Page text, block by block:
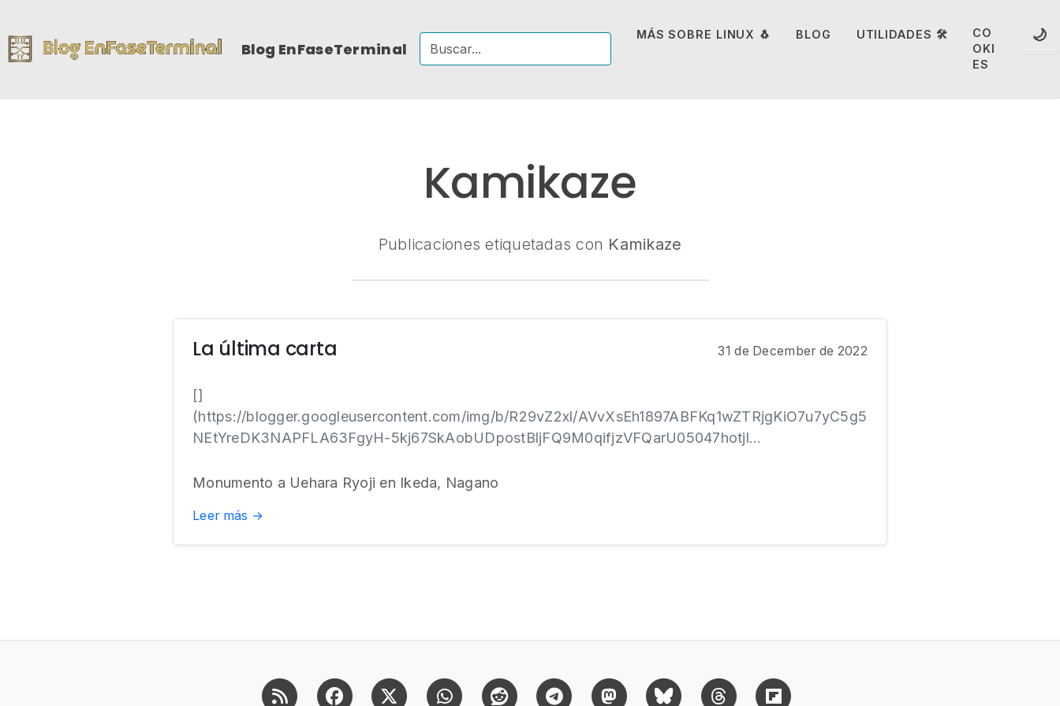
Blog EnFaseTerminal
MÁS SOBRE LINUX 🐧 BLOG UTILIDADES 🛠️
CO
OKI
ES
🌙
Kamikaze
Publicaciones etiquetadas con Kamikaze
La última carta 31 de December de 2022
[]
(https://blogger.googleusercontent.com/img/b/R29vZ2xl/AVvXsEh1897ABFKq1wZTRjgKiO7u7yC5g5
NEtYreDK3NAPFLA63FgyH-5kj67SkAobUDpostBljFQ9M0qifjzVFQarU05047hotjl...
Monumento a Uehara Ryoji en Ikeda, Nagano
Leer más →
RSS FacebookX (Twitter)WhatsappReddit Telegram MastodonBluesky Threads